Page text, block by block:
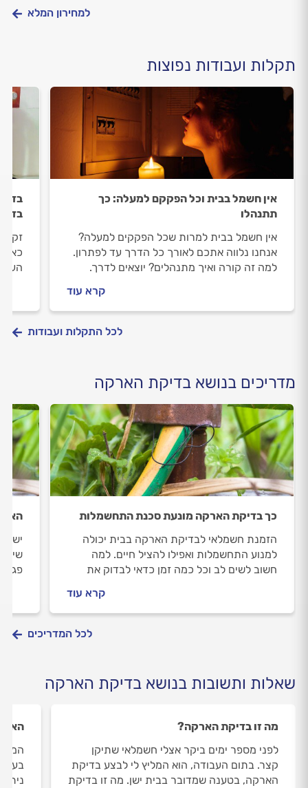
למחירון המלא
תקלות ועבודות נפוצות
אין חשמל בבית וכל הפקקם למעלה: כך
תתנהלו
אין חשמל בבית למרות שכל הפקקים למעלה?
אנחנו נלווה אתכם לאורך כל הדרך עד לפתרון.
למה זה קורה ואיך מתנהלים? יוצאים לדרך.
קרא עוד
כאן
לכל התקלות ועבודות
מדריכים בנושא בדיקת הארקה
כך בדיקת הארקה מונעת סכנת התחשמלות
הזמנת חשמלאי לבדיקת הארקה בבית יכולה
למנוע התחשמלות ואפילו להציל חיים. למה
חשוב לשים לב וכל כמה זמן כדאי לבדוק את
קרא עוד
לכל המדריכים
שאלות ותשובות בנושא בדיקת הארקה
מה זו בדיקת הארקה?
לפני מספר ימים ביקר אצלי חשמלאי שתיקן
קצר. בתום העבודה, הוא המליץ לי לבצע בדיקת
הארקה, בטענה שמדובר בבית ישן. מה זו בדיקת
האם